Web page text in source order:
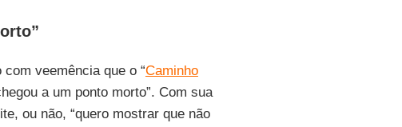
veemência que o “Caminho
a um ponto morto”. Com sua
ou não, “quero mostrar que não